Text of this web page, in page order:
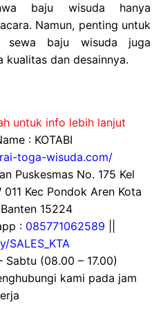
baju wisuda hanya
Namun, penting untuk
sewa baju wisuda juga
kualitas dan desainnya.
untuk info lebih lanjut
: KOTABI
toga-wisuda.com/
Puskesmas No. 175 Kel
Kec Pondok Aren Kota
15224
: 085771062589
SALES_KTA
Sabtu (08.00 – 17.00)
kami pada jam